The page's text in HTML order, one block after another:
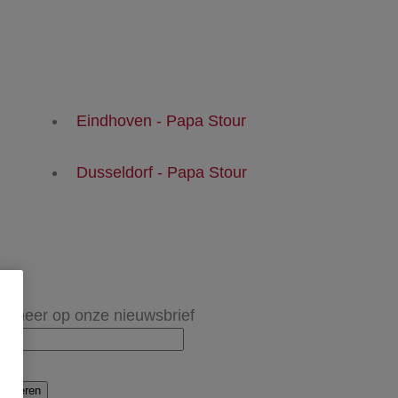
Eindhoven - Papa Stour
Dusseldorf - Papa Stour
op onze nieuwsbrief